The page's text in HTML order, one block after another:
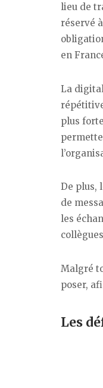
lieu de
réservé
en
La
plus
De plus,
de
les
Malgré
poser,
Les